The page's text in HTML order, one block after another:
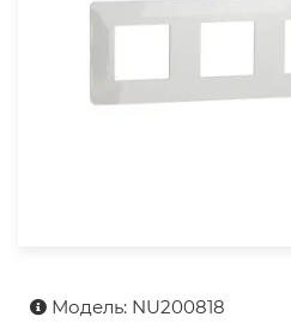
Модель: NU200818